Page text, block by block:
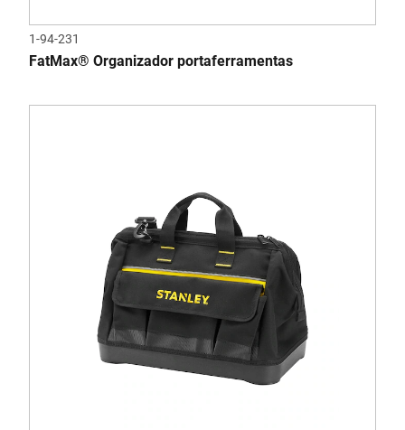
1-94-231
FatMax® Organizador portaferramentas